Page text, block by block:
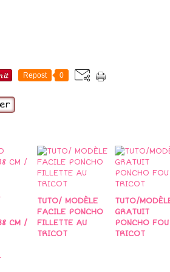
Repost 0
CM /
TUTO/ MODÈLE
FACILE PONCHO
FILLETTE AU
TRICOT
TUTO/
GRATUIT
PONCHO
TRICOT